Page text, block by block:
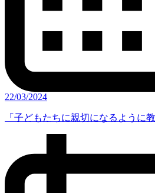
22/03/2024
「子どもたちに親切になるように